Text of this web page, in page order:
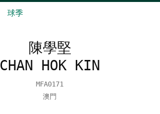
球季
陳學堅
CHAN HOK KIN
MFA0171
澳門